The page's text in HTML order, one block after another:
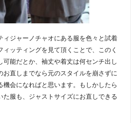
ィジャーノチャオにある服を色々と試着
ッティングを見て頂くことで、このく
可能だとか、袖丈や着丈は何センチ出し
直しまでなら元のスタイルを崩さずに
機会になればと思います。もしかしたら
た服も、ジャストサイズにお直しできる